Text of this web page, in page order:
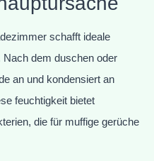
schafft ideale
Nach dem duschen oder
an und kondensiert an
feuchtigkeit bietet
die für muffige gerüche